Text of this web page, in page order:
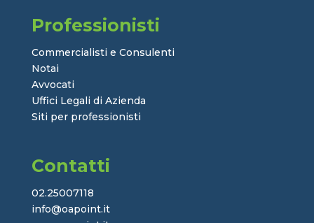
Professionisti
Commercialisti e Consulenti
Notai
Avvocati
Uffici Legali di Azienda
Siti per professionisti
Contatti
02.25007118
info@oapoint.it